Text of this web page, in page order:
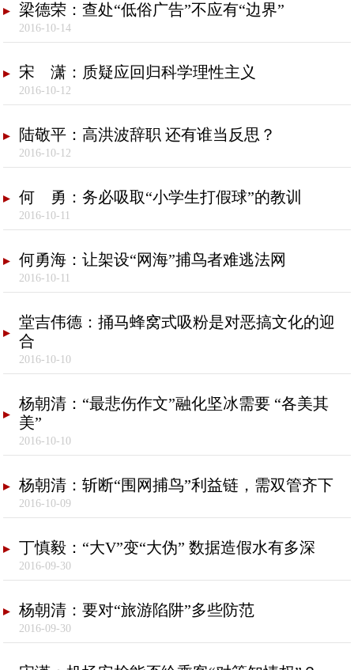
梁德荣：查处“低俗广告”不应有“边界”
2016-10-14
宋 潇：质疑应回归科学理性主义
2016-10-12
陆敬平：高洪波辞职 还有谁当反思？
2016-10-12
何 勇：务必吸取“小学生打假球”的教训
2016-10-11
何勇海：让架设“网海”捕鸟者难逃法网
2016-10-11
堂吉伟德：捅马蜂窝式吸粉是对恶搞文化的迎
合
2016-10-10
杨朝清：“最悲伤作文”融化坚冰需要 “各美其
美”
2016-10-10
杨朝清：斩断“围网捕鸟”利益链，需双管齐下
2016-10-09
丁慎毅：“大V”变“大伪” 数据造假水有多深
2016-09-30
杨朝清：要对“旅游陷阱”多些防范
2016-09-30